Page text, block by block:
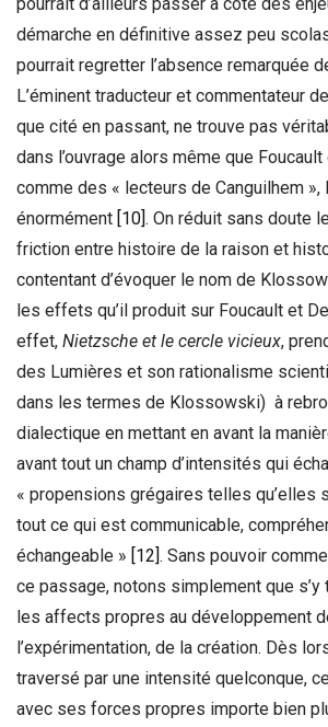
démarche en définitive assez peu
pourrait regretter l’absence remarquée
L’éminent traducteur et commentateur
que cité en passant, ne trouve pas
dans l’ouvrage alors même que
comme des « lecteurs de Canguilhem »,
énormément [10]. On réduit sans doute
friction entre histoire de la raison et
contentant d’évoquer le nom de
les effets qu’il produit sur Foucault et
effet, Nietzsche et le cercle vicieux,
des Lumières et son rationalisme
dans les termes de Klossowski) à
dialectique en mettant en avant la
avant tout un champ d’intensités qui
« propensions grégaires telles qu’elles
tout ce qui est communicable,
échangeable » [12]. Sans pouvoir
ce passage, notons simplement que
les affects propres au développement
l’expérimentation, de la création. Dès
traversé par une intensité quelconque,
avec ses forces propres importe bien